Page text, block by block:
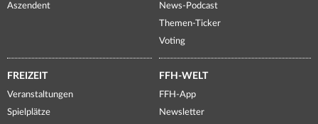
Aszendent
News-Podcast
Themen-Ticker
Voting
FREIZEIT
Veranstaltungen
Spielplätze
FFH-WELT
FFH-App
Newsletter